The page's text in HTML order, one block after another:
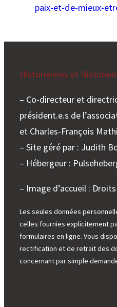
paix-et-de-mieux-
Historiennes et
– Co-directeur et
président.e.s de
et Charles-François
– Site géré par : Judith
– Hébergeur :
– Image d’accueil :
Les seules données
celles fournies explicitement
formulaires en ligne. Vous
rectification et de retrait des
concernant par simple